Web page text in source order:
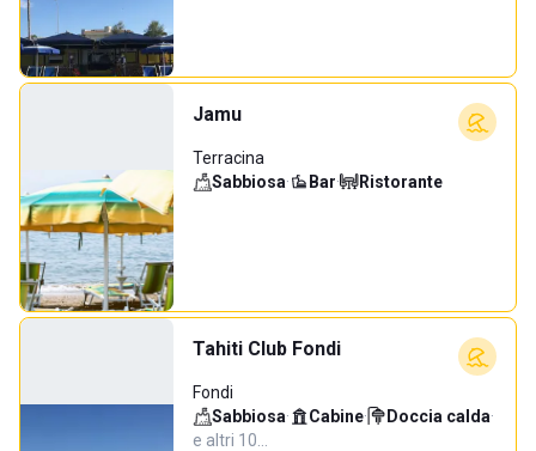
Jamu
Terracina
Sabbiosa· Bar· Ristorante
Tahiti Club Fondi
Fondi
Sabbiosa· Cabine· Doccia calda·
e altri 10…